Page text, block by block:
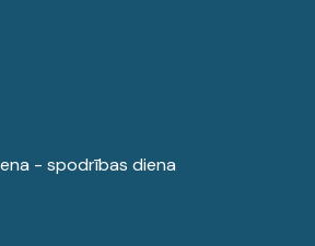
- spodrības diena